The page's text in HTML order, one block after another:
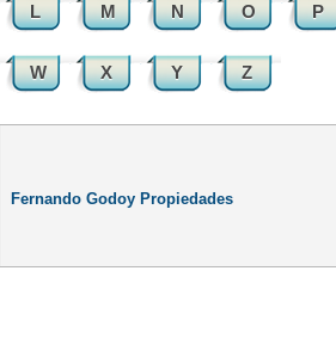
L M N O P
W X Y Z
Fernando Godoy Propiedades